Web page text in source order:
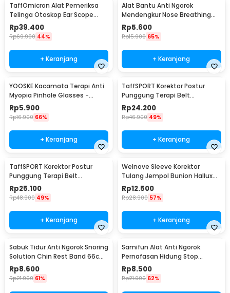
TaffOmicron Alat Pemeriksa
Telinga Otoskop Ear Scope
with LED Light - KT-GF08HA
Rp39.400
Rp69.900 44%
+ Keranjang
Alat Bantu Anti Ngorok
Mendengkur Nose Breathing
Stop Snoring 4 PCS
Rp5.600
Rp15.900 65%
+ Keranjang
YOOSKE Kacamata Terapi Anti
Myopia Pinhole Glasses -
D11301
Rp5.900
Rp16.900 66%
+ Keranjang
TaffSPORT Korektor Postur
Punggung Terapi Belt
Magnetic L - T025
Rp24.200
Rp46.900 49%
+ Keranjang
TaffSPORT Korektor Postur
Punggung Terapi Belt
Magnetic XL - T025
Rp25.100
Rp48.900 49%
+ Keranjang
Welnove Sleeve Korektor
Tulang Jempol Bunion Hallux
Orthotics - CSQ1408
Rp12.500
Rp28.900 57%
+ Keranjang
Sabuk Tidur Anti Ngorok Snoring
Solution Chin Rest Band 66cm
- 5582
Rp8.600
Rp21.900 61%
Samifun Alat Anti Ngorok
Pernafasan Hidung Stop
Snoring Air Purifier - MX-555
Rp8.500
Rp21.900 62%